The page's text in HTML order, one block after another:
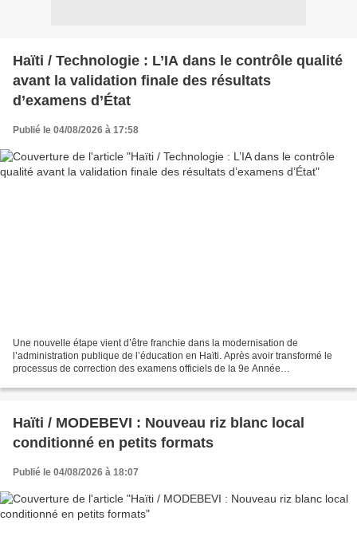
Haïti / Technologie : L’IA dans le contrôle qualité
avant la validation finale des résultats
d’examens d’État
Publié le 04/08/2026 à 17:58
Une nouvelle étape vient d’être franchie dans la modernisation de
l’administration publique de l’éducation en Haïti. Après avoir transformé le
processus de correction des examens officiels de la 9e Année
Haïti / MODEBEVI : Nouveau riz blanc local
conditionné en petits formats
Publié le 04/08/2026 à 18:07